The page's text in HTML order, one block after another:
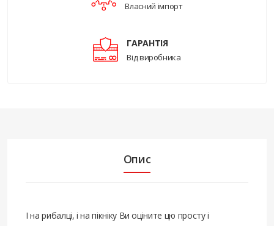
Власний імпорт
ГАРАНТІЯ
Від виробника
Опис
І на рибалці, і на пікніку Ви оціните цю просту і